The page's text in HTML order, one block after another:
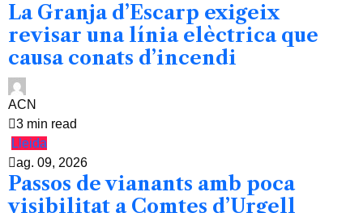
La Granja d’Escarp exigeix
revisar una línia elèctrica que
causa conats d’incendi
ACN
3 min read
Lleida
ag. 09, 2026
Passos de vianants amb poca
visibilitat a Comtes d’Urgell